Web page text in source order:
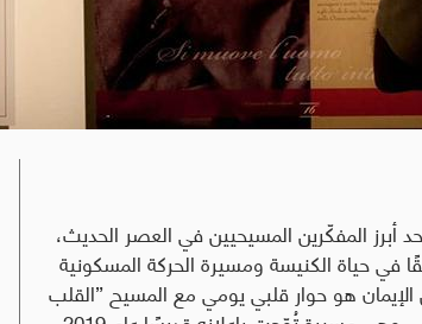
الإنجليزي يوحنا هنري نيومان (1801-1890) أحد أبرز المفكّرين المسيحيين في العصر الحديث،
في حياة الكنيسة ومسيرة الحركة المسكونية
هو حوار قلبي يومي مع المسيح ”القلب